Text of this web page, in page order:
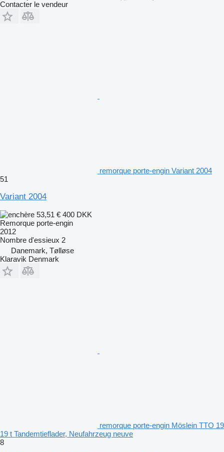
Contacter le vendeur
remorque porte-engin Variant 2004
51
Variant 2004
53,51 € 400 DKK
Remorque porte-engin
2012
Nombre d'essieux 2
Danemark, Tølløse
Klaravik Denmark
remorque porte-engin Möslein TTO 19
19 t Tandemtieflader, Neufahrzeug neuve
8